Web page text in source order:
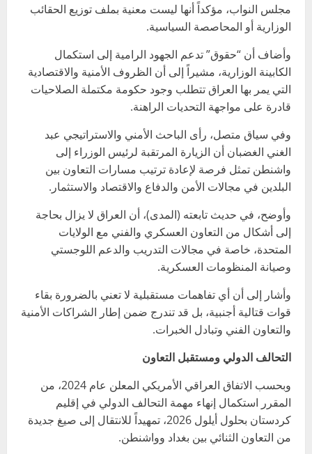
مجلس النواب، مؤكداً أنها ليست معنية بملف توزيع الحقائب
الوزارية أو المحاصصة السياسية.
وأضاف أن “حقوق” تدعم الجهود الرامية إلى استكمال
الكابينة الوزارية، مشيراً إلى أن الظروف الأمنية والاقتصادية
التي يمر بها العراق تتطلب وجود حكومة مكتملة الصلاحيات
قادرة على مواجهة التحديات الراهنة.
وفي سياق متصل، رأى الباحث الأمني والاستراتيجي عبد
الغني الغضبان أن الزيارة المرتقبة لرئيس الوزراء إلى
واشنطن تمثل فرصة لإعادة ترتيب مسارات التعاون بين
البلدين في مجالات الأمن والدفاع والاقتصاد والاستثمار.
وأوضح، في حديث تابعته (المدى)، أن العراق لا يزال بحاجة
إلى أشكال من التعاون العسكري والفني مع الولايات
المتحدة، خاصة في مجالات التدريب والدعم اللوجستي
وصيانة المنظومات العسكرية.
وأشار إلى أن أي تفاهمات مستقبلية لا تعني بالضرورة بقاء
قوات قتالية أجنبية، بل قد تندرج ضمن إطار الشراكات الأمنية
والتعاون الفني وتبادل الخبرات.
التحالف الدولي ومستقبل التعاون
وبحسب الاتفاق العراقي الأمريكي المعلن عام 2024، من
المقرر استكمال إنهاء مهمة التحالف الدولي في إقليم
كردستان بحلول أيلول 2026، تمهيداً للانتقال إلى صيغ جديدة
من التعاون الثنائي بين بغداد وواشنطن.